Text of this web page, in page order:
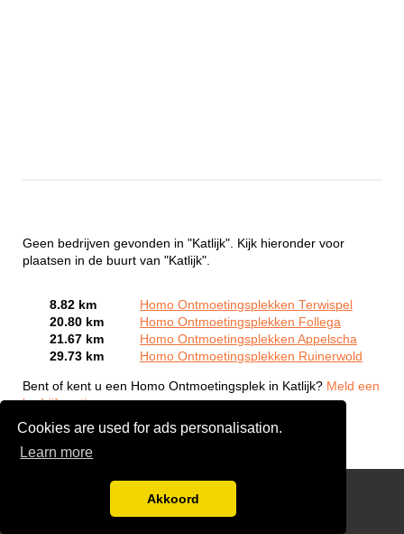
Cookies are used for ads personalisation.
Learn more
Akkoord
Geen bedrijven gevonden in "Katlijk". Kijk hieronder voor
plaatsen in de buurt van "Katlijk".
8.82 km
Homo Ontmoetingsplekken Terwispel
20.80 km
Homo Ontmoetingsplekken Follega
21.67 km
Homo Ontmoetingsplekken Appelscha
29.73 km
Homo Ontmoetingsplekken Ruinerwold
Bent of kent u een Homo Ontmoetingsplek in Katlijk? Meld een
bedrijf gratis aan